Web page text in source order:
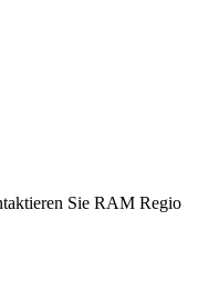
Kunden stets im
Leistungen und die
Engagement
Sie RAM Regio